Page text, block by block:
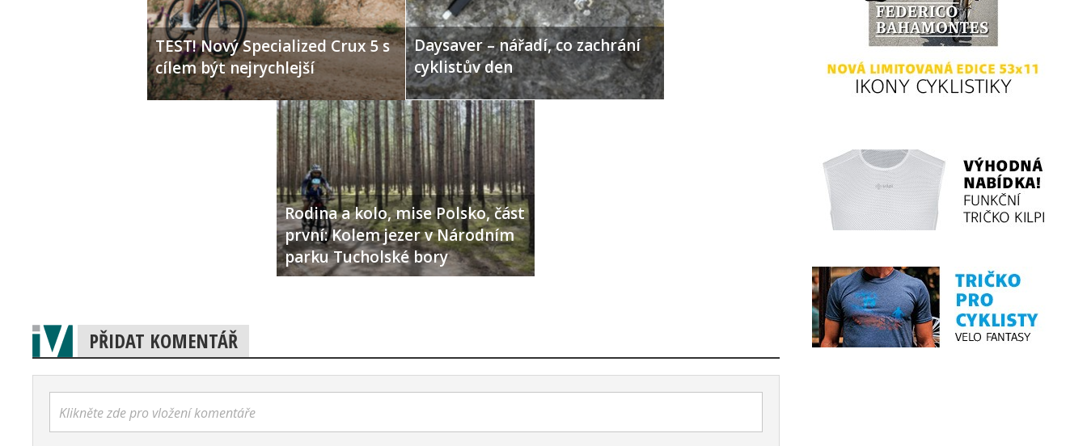
TEST! Nový Specialized Crux 5 s
cílem být nejrychlejší
Daysaver – nářadí, co zachrání
cyklistův den
Rodina a kolo, mise Polsko, část
první: Kolem jezer v Národním
parku Tucholské bory
PŘIDAT KOMENTÁŘ
Klikněte zde pro vložení komentáře